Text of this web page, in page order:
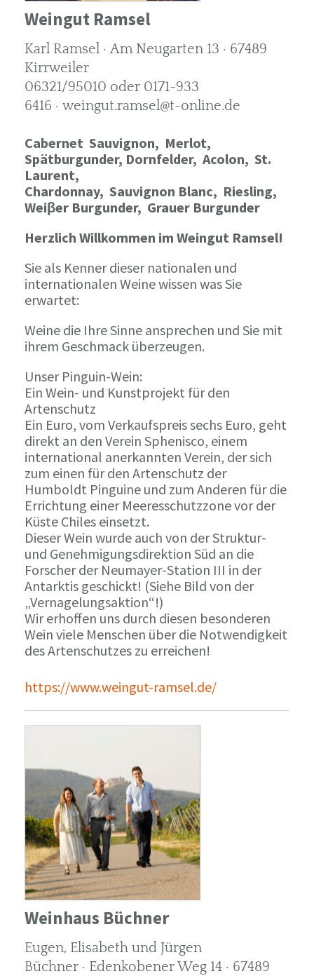
Weingut Ramsel
Karl Ramsel · Am Neugarten 13 · 67489
Kirrweiler
06321/95010 oder 0171-933
6416 · weingut.ramsel@t-online.de
Cabernet Sauvignon, Merlot,
Spätburgunder, Dornfelder, Acolon, St.
Laurent,
Chardonnay, Sauvignon Blanc, Riesling,
Weiβer Burgunder, Grauer Burgunder
Herzlich Willkommen im Weingut Ramsel!
Sie als Kenner dieser nationalen und
internationalen Weine wissen was Sie
erwartet:
Weine die Ihre Sinne ansprechen und Sie mit
ihrem Geschmack überzeugen.
Unser Pinguin-Wein:
Ein Wein- und Kunstprojekt für den
Artenschutz
Ein Euro, vom Verkaufspreis sechs Euro, geht
direkt an den Verein Sphenisco, einem
international anerkannten Verein, der sich
zum einen für den Artenschutz der
Humboldt Pinguine und zum Anderen für die
Errichtung einer Meeresschutzzone vor der
Küste Chiles einsetzt.
Dieser Wein wurde auch von der Struktur-
und Genehmigungsdirektion Süd an die
Forscher der Neumayer-Station III in der
Antarktis geschickt! (Siehe Bild von der
„Vernagelungsaktion“!)
Wir erhoffen uns durch diesen besonderen
Wein viele Menschen über die Notwendigkeit
des Artenschutzes zu erreichen!
https://www.weingut-ramsel.de/
Weinhaus Büchner
Eugen, Elisabeth und Jürgen
Büchner · Edenkobener Weg 14 · 67489